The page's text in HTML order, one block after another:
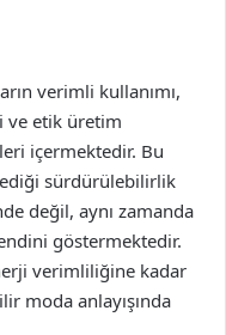
verimli kullanımı,
ve etik üretim
içermektedir. Bu
sürdürülebilirlik
değil, aynı zamanda
göstermektedir.
verimliliğine kadar
moda anlayışında